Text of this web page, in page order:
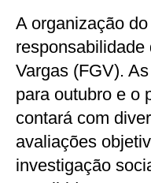
A organização
Vargas (FGV).
para outubro e o
contará com
avaliações
investigação